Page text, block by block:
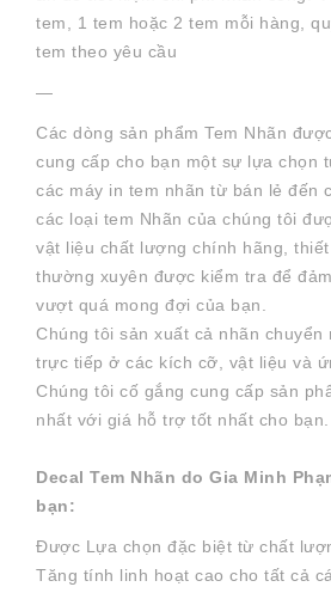
tem, 1 tem hoặc 2 tem mỗi hàng,
tem theo yêu cầu
—
Các dòng sản phẩm Tem Nhãn
cung cấp cho bạn một sự lựa chọn
các máy in tem nhãn từ bán lẻ đến
các loại tem Nhãn của chúng tôi
vật liệu chất lượng chính hãng,
thường xuyên được kiểm tra để
vượt quá mong đợi của bạn.
Chúng tôi sản xuất cả nhãn chuyển
trực tiếp ở các kích cỡ, vật liệu và
Chúng tôi cố gắng cung cấp sản
nhất với giá hỗ trợ tốt nhất cho bạn.
Decal Tem Nhãn do Gia Minh
bạn:
Được Lựa chọn đặc biệt từ chất
Tăng tính linh hoạt cao cho tất cả